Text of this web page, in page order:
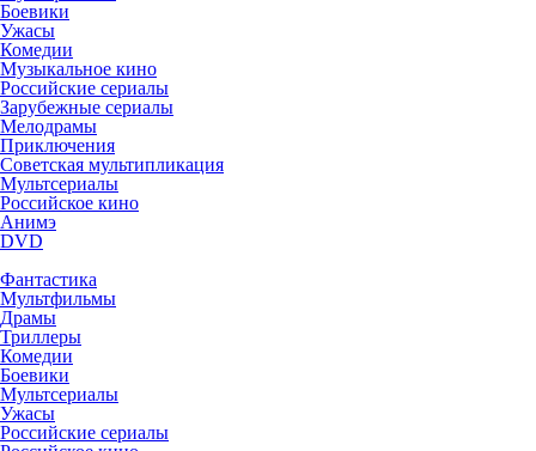
Боевики
Ужасы
Комедии
Музыкальное кино
Российские сериалы
Зарубежные сериалы
Мелодрамы
Приключения
Советская мультипликация
Мультсериалы
Российское кино
Анимэ
DVD
Фантастика
Мультфильмы
Драмы
Триллеры
Комедии
Боевики
Мультсериалы
Ужасы
Российские сериалы